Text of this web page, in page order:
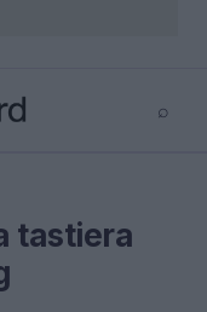
⌕
tastiera